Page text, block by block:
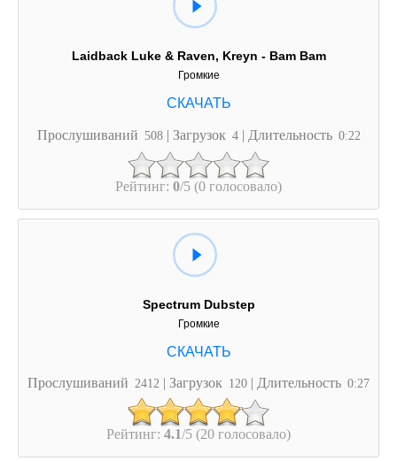
Laidback Luke & Raven, Kreyn - Bam Bam
Громкие
Прослушиваний 508 | Загрузок 4 | Длительность 0:22
Рейтинг: 0/5 (0 голосовало)
Spectrum Dubstep
Громкие
Прослушиваний 2412 | Загрузок 120 | Длительность 0:27
Рейтинг: 4.1/5 (20 голосовало)